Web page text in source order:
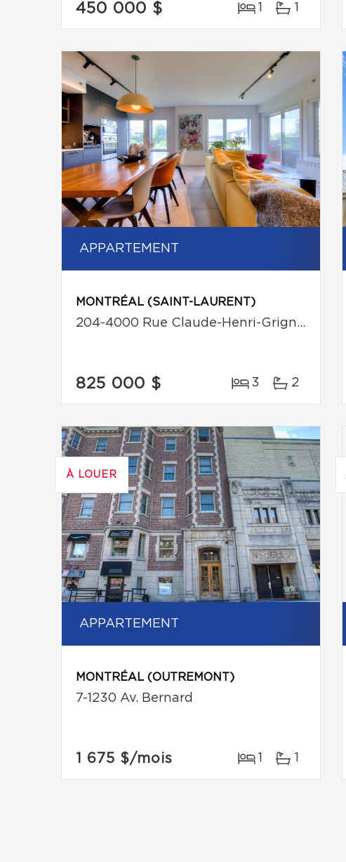
450 000 $ 1 1
APPARTEMENT
MONTRÉAL (SAINT-LAURENT)
204-4000 Rue Claude-Henri-Grignon
825 000 $ 3 2
À LOUER
APPARTEMENT
MONTRÉAL (OUTREMONT)
7-1230 Av. Bernard
1 675 $/mois 1 1